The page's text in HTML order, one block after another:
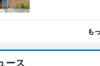
も
ース